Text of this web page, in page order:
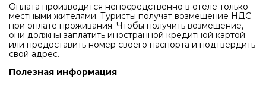
Оплата производится непосредственно в отеле только
местными жителями. Туристы получат возмещение НДС
при оплате проживания. Чтобы получить возмещение,
они должны заплатить иностранной кредитной картой
или предоставить номер своего паспорта и подтвердить
свой адрес.
Полезная информация